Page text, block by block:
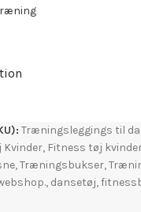
Træningsleggings til
Kvinder, Fitness tøj
,Træningsbukser,
, dansetøj,